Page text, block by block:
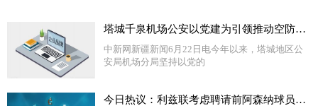
塔城千泉机场公安以党建为引领推动空防安全取得新成效 独家焦点
中新网新疆新闻6月22日电今年以来，塔城地区公
安局机场分局坚持以党的
今日热议：利兹联考虑聘请前阿森纳球员维埃拉为新主教练